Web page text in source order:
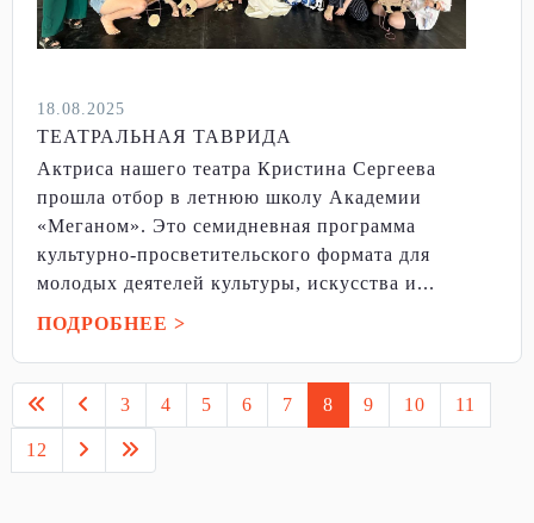
18.08.2025
ТЕАТРАЛЬНАЯ ТАВРИДА
Актриса нашего театра Кристина Сергеева
прошла отбор в летнюю школу Академии
«Меганом». Это семидневная программа
культурно-просветительского формата для
молодых деятелей культуры, искусства и...
ПОДРОБНЕЕ >
3 4 5 6 7 8 9 10 11
12